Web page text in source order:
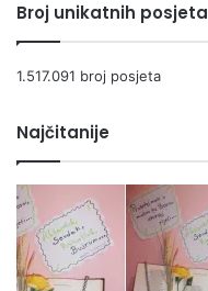
k
o
m
j
e
!
Broj unikatnih posjeta
1.517.091 broj posjeta
Najčitanije